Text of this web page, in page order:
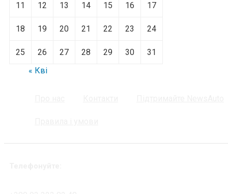
11 12 13 14 15 16 17
18 19 20 21 22 23 24
25 26 27 28 29 30
31
« Кві